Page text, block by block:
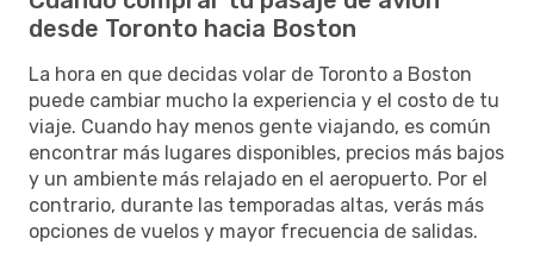
desde Toronto hacia Boston
La hora en que decidas volar de Toronto a Boston
puede cambiar mucho la experiencia y el costo de tu
viaje. Cuando hay menos gente viajando, es común
encontrar más lugares disponibles, precios más bajos
y un ambiente más relajado en el aeropuerto. Por el
contrario, durante las temporadas altas, verás más
opciones de vuelos y mayor frecuencia de salidas.